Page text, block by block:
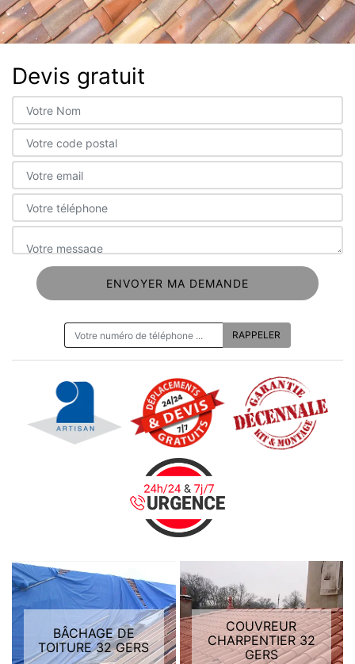
Devis gratuit
BÂCHAGE DE
TOITURE 32 GERS
COUVREUR
CHARPENTIER 32
GERS